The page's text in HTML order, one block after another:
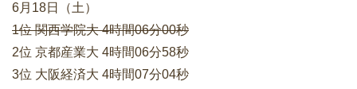
6月18日（土）
1位 関西学院大 4時間06分00秒
2位 京都産業大 4時間06分58秒
3位 大阪経済大 4時間07分04秒